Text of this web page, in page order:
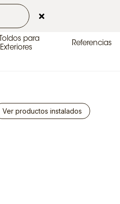
Contactos
para
Referencias
Ver productos instalados